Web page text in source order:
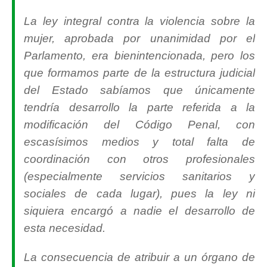
La ley integral contra la violencia sobre la
mujer, aprobada por unanimidad por el
Parlamento, era bienintencionada, pero los
que formamos parte de la estructura judicial
del Estado sabíamos que únicamente
tendría desarrollo la parte referida a la
modificación del Código Penal, con
escasísimos medios y total falta de
coordinación con otros profesionales
(especialmente servicios sanitarios y
sociales de cada lugar), pues la ley ni
siquiera encargó a nadie el desarrollo de
esta necesidad.
La consecuencia de atribuir a un órgano de